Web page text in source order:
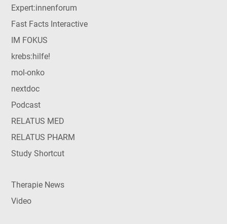
Expert:innenforum
Fast Facts Interactive
IM FOKUS
krebs:hilfe!
mol-onko
nextdoc
Podcast
RELATUS MED
RELATUS PHARM
Study Shortcut
Therapie News
Video